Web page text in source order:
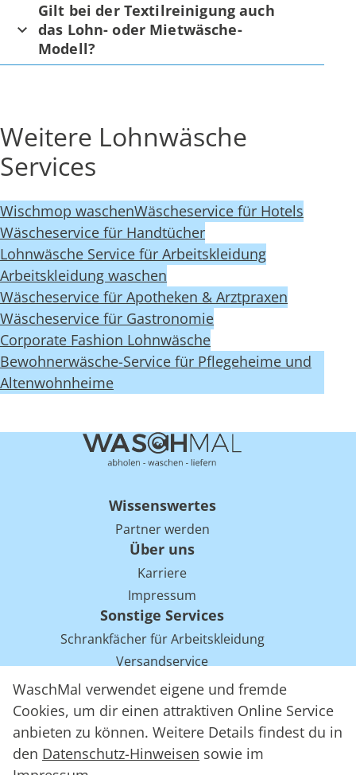
WaschMal verwendet eigene und fremde
Cookies, um dir einen attraktiven Online Service
anbieten zu können. Weitere Details findest du in
den Datenschutz-Hinweisen sowie im
Gilt bei der Textilreinigung auch
das Lohn- oder Mietwäsche-
Modell?
Weitere Lohnwäsche
Services
Wischmop waschenWäscheservice für Hotels
Wäscheservice für Handtücher
Lohnwäsche Service für Arbeitskleidung
Arbeitskleidung waschen
Wäscheservice für Apotheken & Arztpraxen
Wäscheservice für Gastronomie
Corporate Fashion Lohnwäsche
Bewohnerwäsche-Service für Pflegeheime und
Altenwohnheime
Wissenswertes
Partner werden
Über uns
Karriere
Impressum
Sonstige Services
Schrankfächer für Arbeitskleidung
Versandservice
Einsparpotentiale für Mietwäsche bei Arbeitskleidung
Arbeitskleidung Tracking mit RFID
WaschMal GmbH 2016 – 2026